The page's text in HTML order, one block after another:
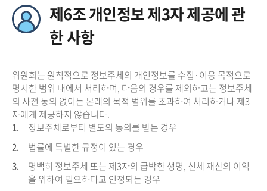
제6조 개인정보 제3자 제공에 관
한 사항
위원회는 원칙적으로 정보주체의 개인정보를 수집·이용 목적으로
명시한 범위 내에서 처리하며, 다음의 경우를 제외하고는 정보주체
의 사전 동의 없이는 본래의 목적 범위를 초과하여 처리하거나 제3
자에게 제공하지 않습니다.
1.
정보주체로부터 별도의 동의를 받는 경우
2.
법률에 특별한 규정이 있는 경우
3.
명백히 정보주체 또는 제3자의 급박한 생명, 신체 재산의 이익
을 위하여 필요하다고 인정되는 경우